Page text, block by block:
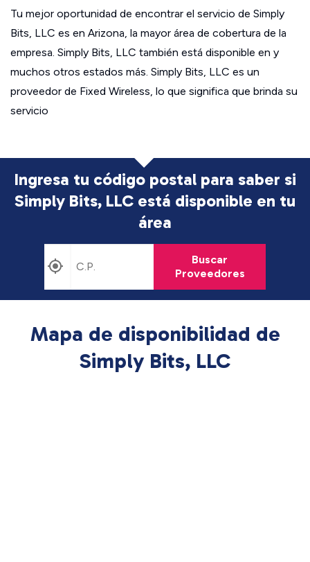
Tu mejor oportunidad de encontrar el servicio de Simply
Bits, LLC es en Arizona, la mayor área de cobertura de la
empresa. Simply Bits, LLC también está disponible en y
muchos otros estados más. Simply Bits, LLC es un
proveedor de Fixed Wireless, lo que significa que brinda su
servicio
Ingresa tu código postal para saber si
Simply Bits, LLC está disponible en tu
área
Buscar
Proveedores
Mapa de disponibilidad de
Simply Bits, LLC